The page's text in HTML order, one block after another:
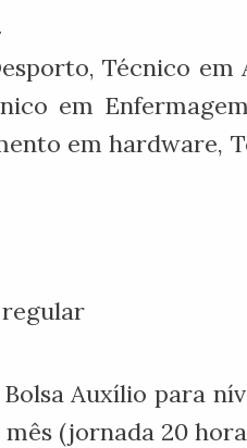
Técnico
em
em hardware,
Auxílio para
mês (jornada 20